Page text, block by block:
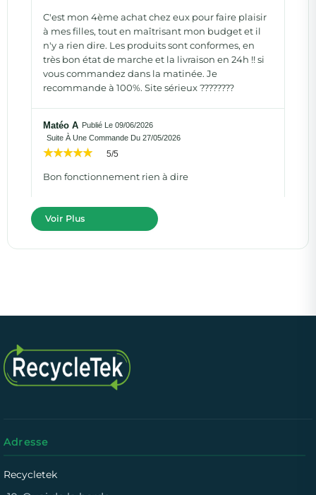
C'est mon 4ème achat chez eux pour faire plaisir
à mes filles, tout en maîtrisant mon budget et il
n'y a rien dire. Les produits sont conformes, en
très bon état de marche et la livraison en 24h !! si
vous commandez dans la matinée. Je
recommande à 100%. Site sérieux ????????
Matéo A Publié Le 09/06/2026
Suite À Une Commande Du 27/05/2026
5/5
Bon fonctionnement rien à dire
Voir Plus
Adresse
Recycletek